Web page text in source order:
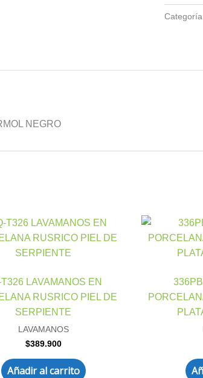
NEGRO
LAVAMANOS EN
RUSRICO PIEL DE
SERPIENTE
LAVAMANOS
$389.900
Añadir al carrito